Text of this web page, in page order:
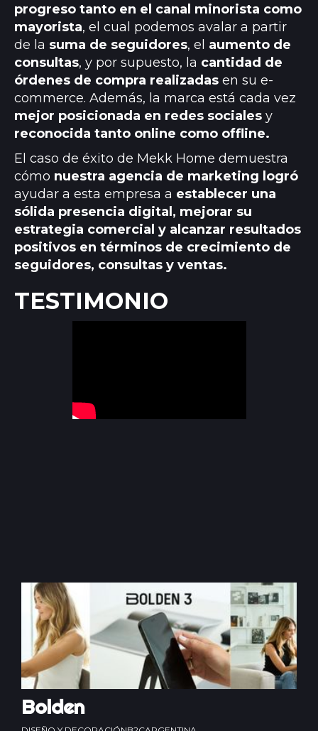
progreso tanto en el canal minorista como
mayorista, el cual podemos avalar a partir
de la suma de seguidores, el aumento de
consultas, y por supuesto, la cantidad de
órdenes de compra realizadas en su e-
commerce. Además, la marca está cada vez
mejor posicionada en redes sociales y
reconocida tanto online como offline.
El caso de éxito de Mekk Home demuestra
cómo nuestra agencia de marketing logró
ayudar a esta empresa a establecer una
sólida presencia digital, mejorar su
estrategia comercial y alcanzar resultados
positivos en términos de crecimiento de
seguidores, consultas y ventas.
TESTIMONIO
Bolden